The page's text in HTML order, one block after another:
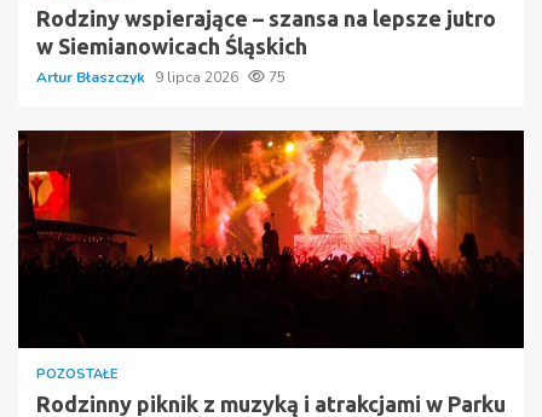
Rodziny wspierające – szansa na lepsze jutro
w Siemianowicach Śląskich
Artur Błaszczyk 9 lipca 2026 75
POZOSTAŁE
Rodzinny piknik z muzyką i atrakcjami w Parku